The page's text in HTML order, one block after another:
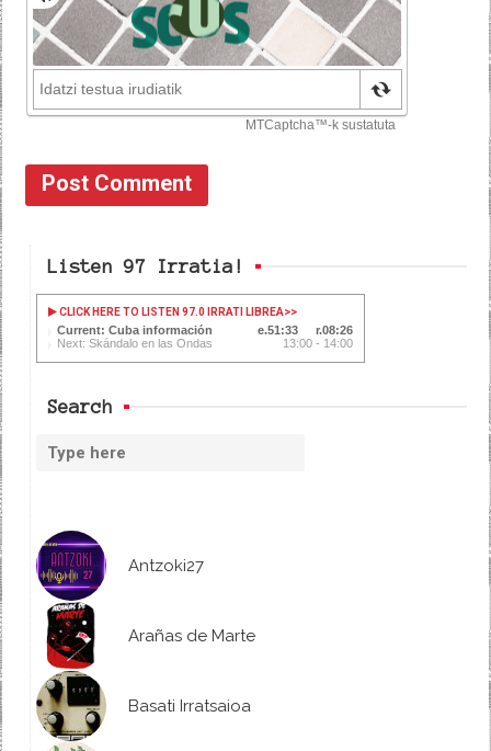
Listen 97 Irratia!
CLICK HERE TO LISTEN 97.0 IRRATI LIBREA>>
Current: Cuba información 51:34
08:25
Next: Skándalo en las Ondas
13:00 - 14:00
Search
Antzoki27
Arañas de Marte
Basati Irratsaioa